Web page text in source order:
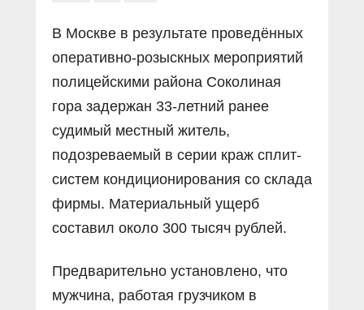
В Москве в результате проведённых
оперативно-розыскных мероприятий
полицейскими района Соколиная
гора задержан 33-летний ранее
судимый местный житель,
подозреваемый в серии краж сплит-
систем кондиционирования со склада
фирмы. Материальный ущерб
составил около 300 тысяч рублей.
Предварительно установлено, что
мужчина, работая грузчиком в